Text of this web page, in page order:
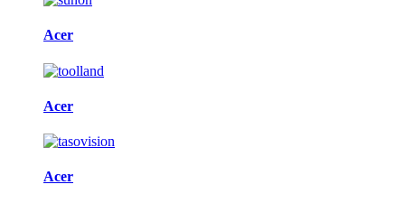
Acer
Acer
Acer